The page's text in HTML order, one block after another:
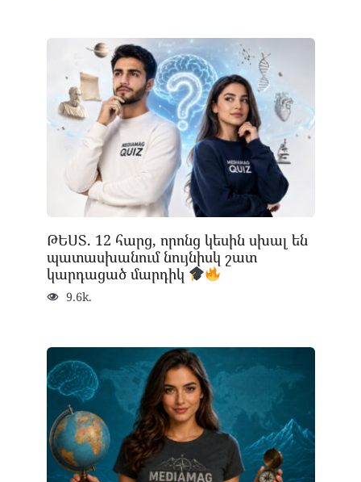
ԹԵՍՏ. 12 հարց, որոնց կեսին սխալ են
պատասխանում նույնիսկ շատ
կարդացած մարդիկ
9.6k.